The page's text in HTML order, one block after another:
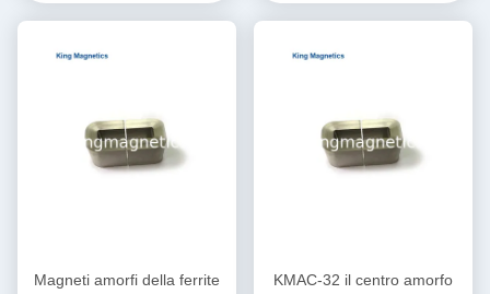
Magneti amorfi della ferrite
KMAC-32 il centro amorfo